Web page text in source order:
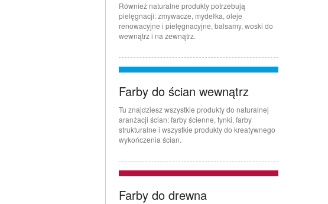
Również naturalne produkty potrzebują
pielęgnacji: zmywacze, mydełka, oleje
renowacyjne i pielęgnacyjne, balsamy, woski do
wewnątrz i na zewnątrz.
Farby do ścian wewnątrz
Tu znajdziesz wszystkie produkty do naturalnej
aranżacji ścian: farby ścienne, tynki, farby
strukturalne i wszystkie produkty do kreatywnego
wykończenia ścian.
Farby do drewna